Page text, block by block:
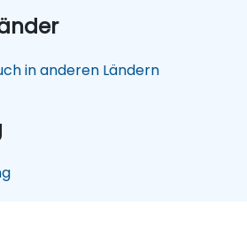
in anderen Ländern